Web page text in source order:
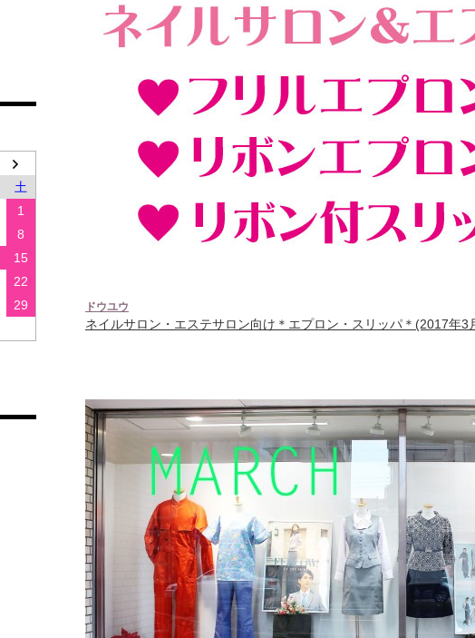
土
1
8
15
22
29
ドウユウ
ネイルサロン・エステサロン向け＊エプロン・スリッパ＊(2017年3